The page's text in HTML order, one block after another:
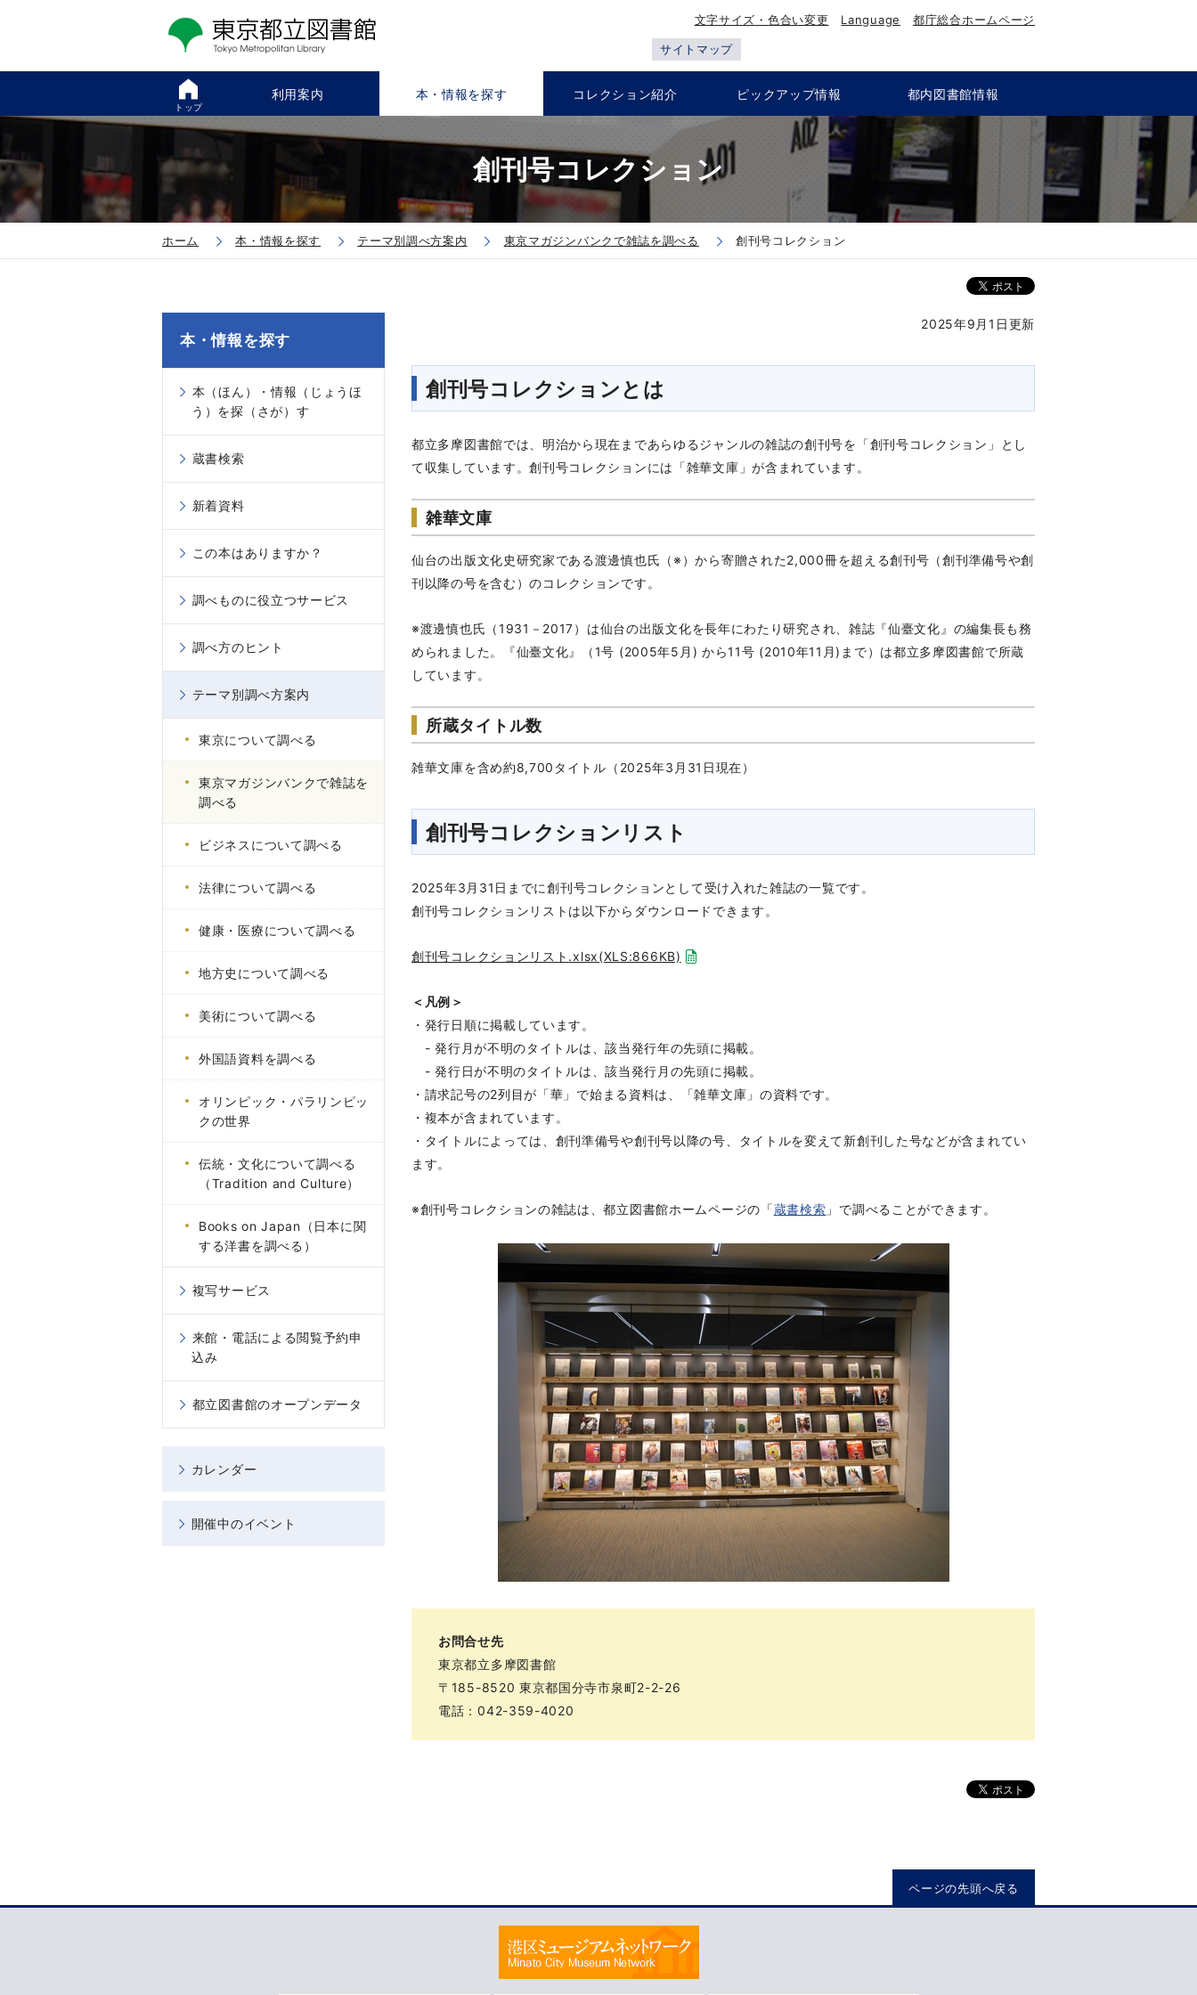
文字サイズ・色合い変更 Language 都庁総合ホームページ
サイトマップ
トップ
利用案内 本・情報を探す コレクション紹介 ピックアップ情報 都内図書館情報
創刊号コレクション
ホーム 本・情報を探す テーマ別調べ方案内 東京マガジンバンクで雑誌を調べる 創刊号コレクション
2025年9月1日更新
創刊号コレクションとは
都立多摩図書館では、明治から現在まであらゆるジャンルの雑誌の創刊号を「創刊号コレクション」とし
て収集しています。創刊号コレクションには「雑華文庫」が含まれています。
雑華文庫
仙台の出版文化史研究家である渡邊慎也氏（※）から寄贈された2,000冊を超える創刊号（創刊準備号や創
刊以降の号を含む）のコレクションです。
※渡邊慎也氏（1931－2017）は仙台の出版文化を長年にわたり研究され、雑誌『仙臺文化』の編集長も務
められました。『仙臺文化』（1号 (2005年5月) から11号 (2010年11月)まで）は都立多摩図書館で所蔵
しています。
所蔵タイトル数
雑華文庫を含め約8,700タイトル（2025年3月31日現在）
創刊号コレクションリスト
2025年3 月 31 日までに創刊号コレクションとして受け入れた雑誌の一覧です。
創刊号コレクションリストは以下からダウンロードできます。
創刊号コレクションリスト .xlsx(XLS:866KB)
＜凡例＞
・発行日順に掲載しています。
-発行月が不明のタイトルは、該当発行年の先頭に掲載。
-発行日が不明のタイトルは、該当発行月の先頭に掲載。
・請求記号の2列目が「華」で始まる資料は、「雑華文庫」の資料です。
・複本が含まれています。
・タイトルによっては、創刊準備号や創刊号以降の号、タイトルを変えて新創刊した号などが含まれてい
ます。
※創刊号コレクションの雑誌は、都立図書館ホームページの「蔵書検索 」で調べることができます。
お問合せ先
東京都立多摩図書館
〒185-8520 東京都国分寺市泉町2-2-26
電話：042-359-4020
本・情報を探す
本（ほん）・情報（じょうほ
う）を探（さが）す
蔵書検索
新着資料
この本はありますか？
調べものに役立つサービス
調べ方のヒント
テーマ別調べ方案内
東京について調べる
東京マガジンバンクで雑誌を
調べる
ビジネスについて調べる
法律について調べる
健康・医療について調べる
地方史について調べる
美術について調べる
外国語資料を調べる
オリンピック・パラリンピッ
クの世界
伝統・文化について調べる
（Tradition and Culture）
Books on Japan（日本に関
する洋書を調べる）
複写サービス
来館・電話による閲覧予約申
込み
都立図書館のオープンデータ
カレンダー
開催中のイベント
ページの先頭へ戻る